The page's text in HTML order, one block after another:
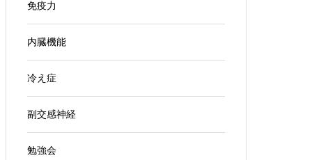
免疫力
内臓機能
冷え症
副交感神経
勉強会